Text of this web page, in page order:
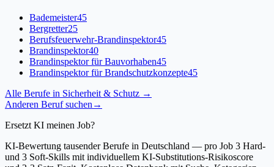
Bademeister45
Bergretter25
Berufsfeuerwehr-Brandinspektor45
Brandinspektor40
Brandinspektor für Bauvorhaben45
Brandinspektor für Brandschutzkonzepte45
Alle Berufe in Sicherheit & Schutz →
Anderen Beruf suchen →
Ersetzt KI meinen Job?
KI-Bewertung tausender Berufe in Deutschland — pro Job 3 Hard-
und 3 Soft-Skills mit individuellem KI-Substitutions-Risikoscore